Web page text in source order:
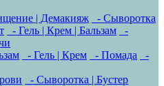
| Демакияж
- Сыворотка
- Гель | Крем | Бальзам
-
- Гель | Крем - Помада
-
- Сыворотка | Бустер